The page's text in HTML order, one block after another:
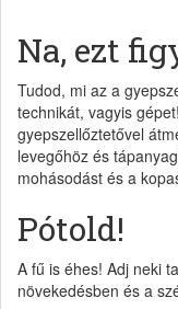
Na, ezt
Tudod, mi az a
technikát, vagyis
gyepszellőztetővel
levegőhöz és
mohásodást és a
Pótold!
A fű is éhes! Adj neki
növekedésben és a